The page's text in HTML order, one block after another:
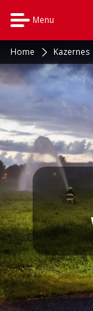
Menu
Home Kazernes